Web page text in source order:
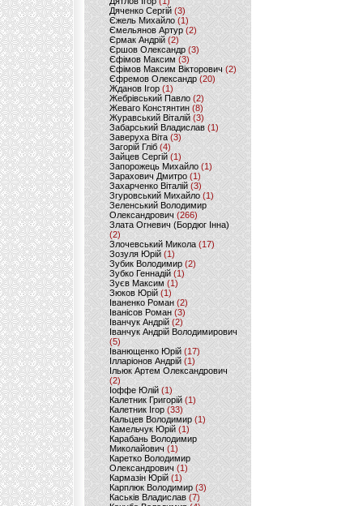
Дяченко Сергій (3)
Єжель Михайло (1)
Ємельянов Артур (2)
Єрмак Андрій (2)
Єршов Олександр (3)
Єфімов Максим (3)
Єфімов Максим Вікторович (2)
Єфремов Олександр (20)
Жданов Ігор (1)
Жебрівський Павло (2)
Жеваго Констянтин (8)
Журавський Віталій (3)
Забарський Владислав (1)
Заверуха Віта (3)
Загорій Гліб (4)
Зайцев Сергій(1)
Запорожець Михайло (1)
Зарахович Дмитро (1)
Захарченко Віталій (3)
Згуровський Михайло (1)
Зеленський Володимир
Олександрович (266)
Злата Огневич (Бордюг Інна)
(2)
Злочевський Микола(17)
Зозуля Юрій (1)
Зубик Володимир (2)
Зубко Геннадій (1)
Зуєв Максим(1)
Зюков Юрій (1)
Іваненко Роман (2)
Іванісов Роман (3)
Іванчук Андрій(2)
Іванчук Андрій Володимирович
(5)
Іванющенко Юрій (17)
Ілларіонов Андрій (1)
Ільюк Артем Олександрович
(2)
Іоффе Юлій (1)
Калетник Григорій(1)
Калетник Ігор (33)
Кальцев Володимир(1)
Камельчук Юрій (1)
Карабань Володимир
Миколайович (1)
Каретко Володимир
Олександрович (1)
Кармазін Юрій(1)
Карплюк Володимир(3)
Каськів Владислав (7)